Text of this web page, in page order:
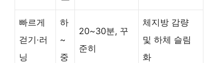
빠르게
걷기·러
닝
하
~
중
20~30분, 꾸
준히
체지방 감량
및 하체 슬림
화